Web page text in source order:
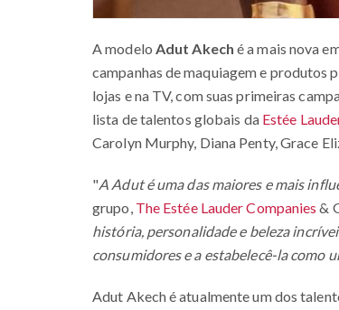
A modelo Adut Akech é a mais nova
campanhas de maquiagem e produtos
lojas e na TV, com suas primeiras
lista de talentos globais da Estée
Carolyn Murphy, Diana Penty, Grace
"A Adut é uma das maiores e mais
grupo, The Estée Lauder Companies &
história, personalidade e beleza
consumidores e a estabelecê-la como
Adut Akech é atualmente um dos